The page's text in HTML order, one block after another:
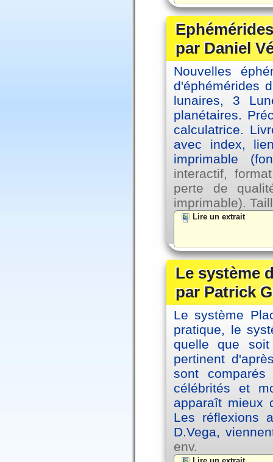
par Daniel
Nouvelles
d'éphémérides
lunaires, 3
planétaires.
calculatrice.
avec index,
imprimable
interactif,
perte de
imprimable).
Lire un extrait
Le système
par Patrick
Le système
pratique, le
quelle que
pertinent
sont
célébrités et
apparaît mieux
Les réflexions
D.Vega,
env.